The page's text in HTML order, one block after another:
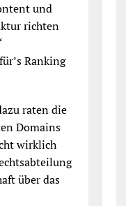
und
richten
Ranking
raten die
Domains
wirklich
über das